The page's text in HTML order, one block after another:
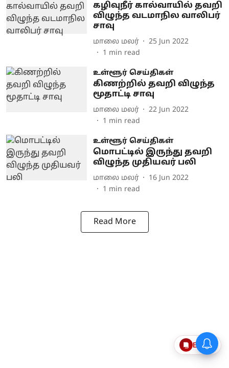
கழிவுநீர் கால்வாயில் தவறி
விழுந்த வடமாநில வாலிபர்
சாவு
மாலை மலர்
25 Jun 2022
1 min read
உள்ளூர் செய்திகள்
கிணற்றில் தவறி விழுந்த
மூதாட்டி சாவு
மாலை மலர்
22 Jun 2022
1 min read
உள்ளூர் செய்திகள்
மொபட்டில் இருந்து தவறி
விழுந்த முதியவர் பலி
மாலை மலர்
16 Jun 2022
1 min read
Read More
Epaper